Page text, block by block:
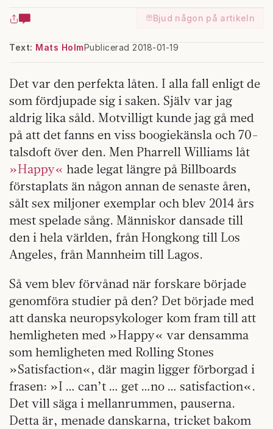
Bjud någon på artikeln
Text: Mats HolmPublicerad 2018-01-19
Det var den perfekta låten. I alla fall enligt de
som fördjupade sig i saken. Själv var jag
aldrig lika såld. Motvilligt kunde jag gå med
på att det fanns en viss boogiekänsla och 70-
talsdoft över den. Men Pharrell Williams låt
»Happy« hade legat längre på Billboards
förstaplats än någon annan de senaste åren,
sålt sex miljoner exemplar och blev 2014 års
mest spelade sång. Människor dansade till
den i hela världen, från Hongkong till Los
Angeles, från Mannheim till Lagos.
Så vem blev förvånad när forskare började
genomföra studier på den? Det började med
att danska neuropsykologer kom fram till att
hemligheten med »Happy« var densamma
som hemligheten med Rolling Stones
»Satisfaction«, där magin ligger förborgad i
frasen: »I … can’t … get …no … satisfaction«.
Det vill säga i mellanrummen, pauserna.
Detta är, menade danskarna, tricket bakom